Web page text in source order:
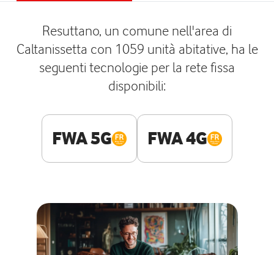
Resuttano, un comune nell'area di
Caltanissetta con 1059 unità abitative, ha le
seguenti tecnologie per la rete fissa
disponibili:
FWA 5G FWA 4G